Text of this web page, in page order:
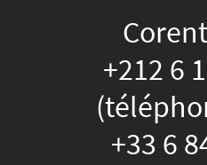
+212 6
+33 6